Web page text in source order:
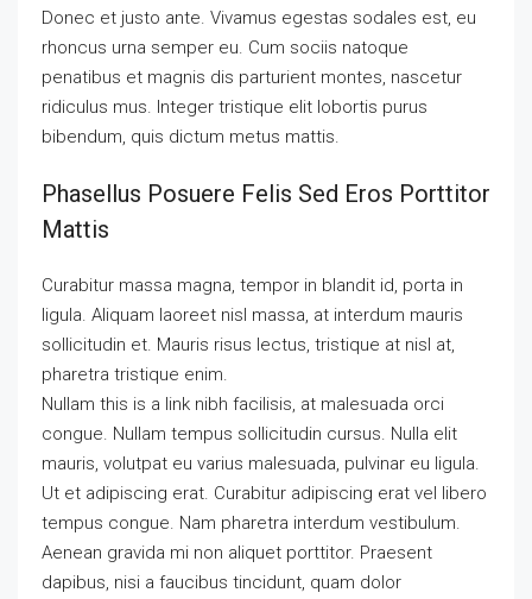
Donec et justo ante. Vivamus egestas sodales est, eu
rhoncus urna semper eu. Cum sociis natoque
penatibus et magnis dis parturient montes, nascetur
ridiculus mus. Integer tristique elit lobortis purus
bibendum, quis dictum metus mattis.
Phasellus Posuere Felis Sed Eros Porttitor
Mattis
Curabitur massa magna, tempor in blandit id, porta in
ligula. Aliquam laoreet nisl massa, at interdum mauris
sollicitudin et. Mauris risus lectus, tristique at nisl at,
pharetra tristique enim.
Nullam this is a link nibh facilisis, at malesuada orci
congue. Nullam tempus sollicitudin cursus. Nulla elit
mauris, volutpat eu varius malesuada, pulvinar eu ligula.
Ut et adipiscing erat. Curabitur adipiscing erat vel libero
tempus congue. Nam pharetra interdum vestibulum.
Aenean gravida mi non aliquet porttitor. Praesent
dapibus, nisi a faucibus tincidunt, quam dolor